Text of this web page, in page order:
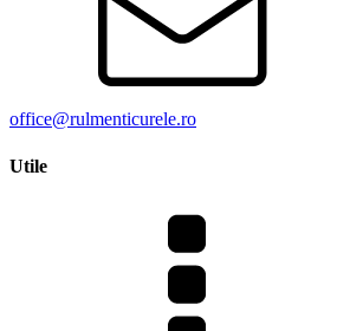
office@rulmenticurele.ro
Utile